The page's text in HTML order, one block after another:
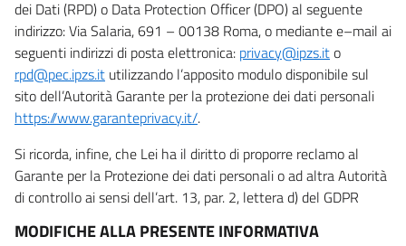
dei Dati (RPD) o Data Protection Officer (DPO) al seguente
indirizzo: Via Salaria, 691 – 00138 Roma, o mediante e–mail ai
seguenti indirizzi di posta elettronica: privacy@ipzs.ito
rpd@pec.ipzs.it utilizzando l’apposito modulo disponibile sul
sito dell’Autorità Garante per la protezione dei dati personali
https://www.garanteprivacy.it/.
Si ricorda, infine, che Lei ha il diritto di proporre reclamo al
Garante per la Protezione dei dati personali o ad altra Autorità
di controllo ai sensi dell’art. 13, par. 2, lettera d) del GDPR
MODIFICHE ALLA PRESENTE INFORMATIVA